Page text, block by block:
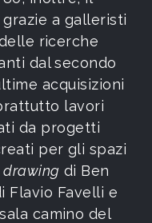
a galleristi
ricerche
dal secondo
acquisizioni
lavori
da progetti
per gli spazi
di Ben
Flavio Favelli e
camino del